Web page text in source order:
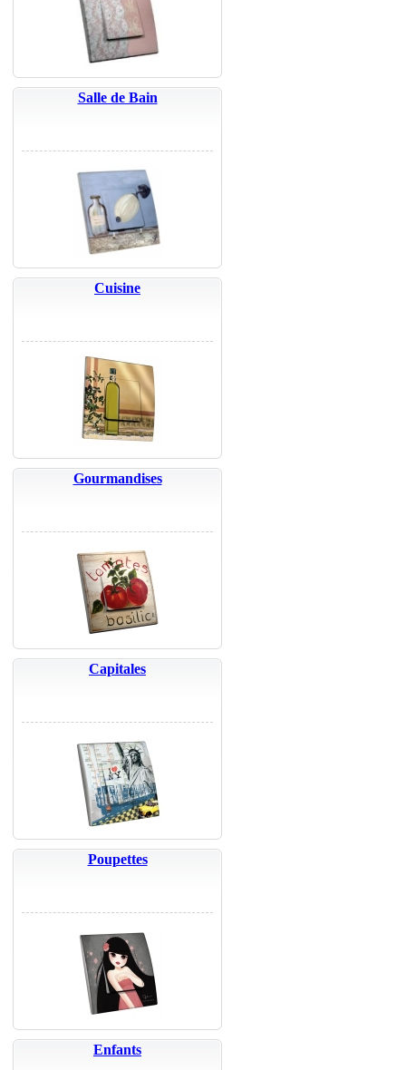
Salle de Bain
Cuisine
Gourmandises
Capitales
Poupettes
Enfants